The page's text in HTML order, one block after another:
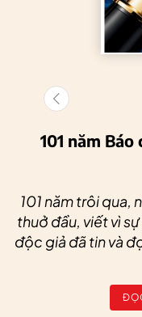
101 năm
101 năm trôi qua,
thuở đầu, viết vì
độc giả đã tin và